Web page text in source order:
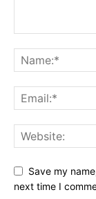
Save my
next time I